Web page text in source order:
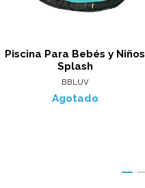
Piscina Para Bebés y Niños
Splash
BBLUV
Agotado